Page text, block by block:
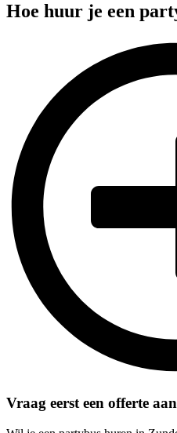
Hoe huur je een
Vraag eerst een offerte aan